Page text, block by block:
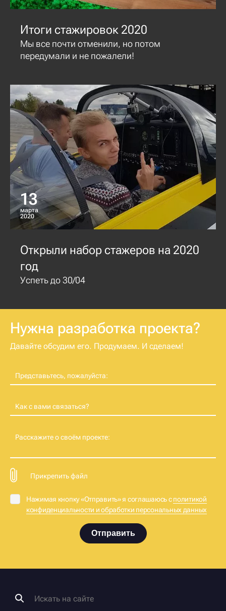
Итоги стажировок 2020
Мы все почти отменили, но потом
передумали и не пожалели!
13
марта
2020
Открыли набор стажеров на 2020
год
Успеть до 30/04
Нужна разработка проекта?
Давайте обсудим его. Продумаем. И сделаем!
Представьтесь, пожалуйста:
Как с вами связаться?
Расскажите о своём проекте:
Прикрепить файл
Нажимая кнопку «Отправить» я соглашаюсь сполитикой
конфиденциальности и обработки персональных данных
Отправить